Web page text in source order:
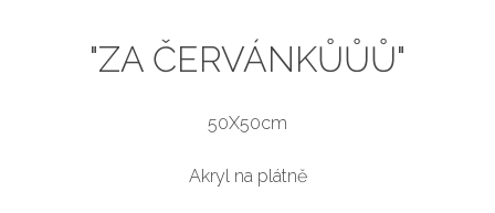
"ZA ČERVÁNKŮŮŮ"
50X50cm
Akryl na plátně